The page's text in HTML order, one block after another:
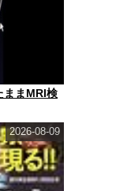
ままMRI検
2026-08-09